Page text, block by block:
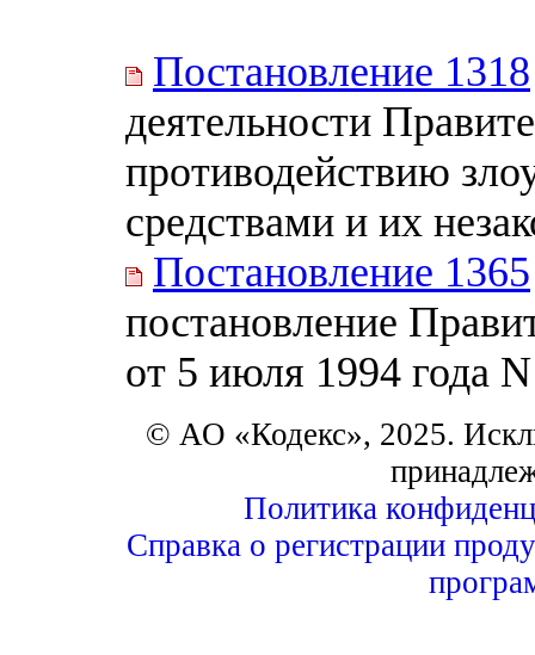
Постановление 1318
деятельности
противодействию
средствами и их
Постановление 1365
постановление
от 5 июля 1994 года
© АО «Кодекс», 2025.
Политика
Справка о регистрации